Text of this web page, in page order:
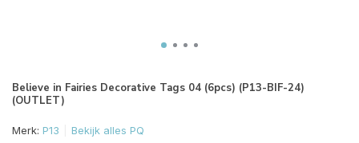
Believe in Fairies Decorative Tags 04 (6pcs) (P13-BIF-24)
(OUTLET)
Merk: P13 Bekijk alles PQ